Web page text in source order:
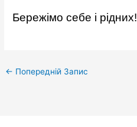
Бережімо себе і рідних!
← Попередній Запис